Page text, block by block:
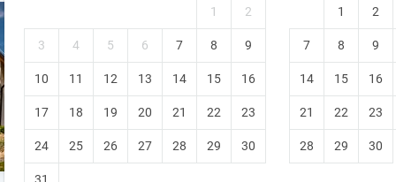
d
o
w
n
r
d
w
a
1 2
3 4 5 6 7 8 9
10 11 12 13 14 15 16
17 18 19 20 21 22 23
24 25 26 27 28 29 30
1 2
7 8 9
14 15 16
21 22 23
28 29 30
Osadowe Wzgórze Domki
Wisła
Prywatna łazienka